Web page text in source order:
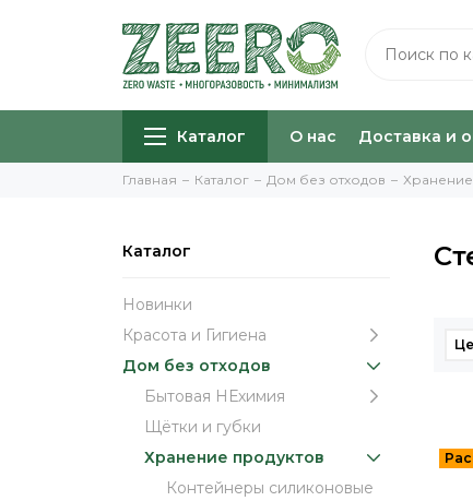
Каталог О нас Доставка и
Главная Каталог Дом без отходов
Каталог
Новинки
Красота и Гигиена
Дом без отходов
Бытовая НЕхимия
Щётки и губки
Хранение продуктов
Контейнеры силиконовые